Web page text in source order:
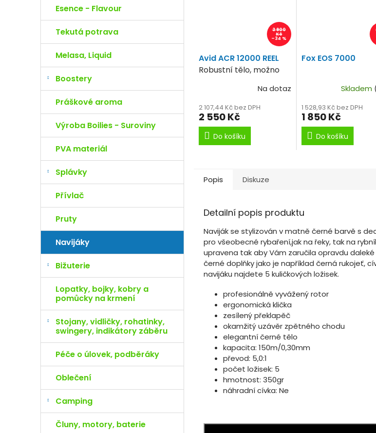
Esence - Flavour
Tekutá potrava
Melasa, Liquid
Boostery
Práškové aroma
Výroba Boilies - Suroviny
PVA materiál
Splávky
Přívlač
Pruty
Navijáky
Bižuterie
Lopatky, bojky, kobry a
pomůcky na krmení
Stojany, vidličky, rohatinky,
swingery, indikátory záběru
Péče o úlovek, podběráky
Oblečení
Camping
Čluny, motory, baterie
3 900
Kč
–34 %
Avid ACR 12000 REEL
Robustní tělo, možno
Na dotaz
2 107,44 Kč bez DPH
2 550 Kč
Do košíku
Fox EOS 7000
Skladem
1 528,93 Kč bez DPH
1 850 Kč
Do košíku
Popis Diskuze
Detailní popis produktu
Naviják se stylizován v matně černé barvě s
pro všeobecné rybaření,jak na řeky, tak na
upravena tak aby Vám zaručila opravdu daleké
černé doplňky jako je například černá rukojeť,
navijáku najdete 5 kuličkových ložisek.
profesionálně vyvážený rotor
ergonomická klička
zesílený překlapěč
okamžitý uzávěr zpětného chodu
elegantní černé tělo
kapacita: 150m/0,30mm
převod: 5,0:1
počet ložisek: 5
hmotnost: 350gr
náhradní cívka: Ne